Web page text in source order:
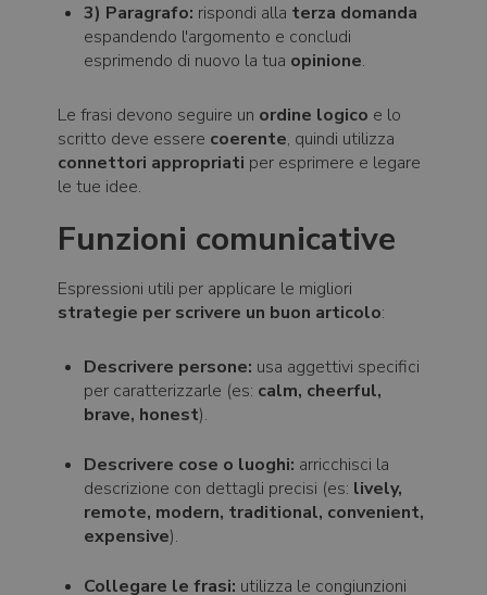
3) Paragrafo: rispondi alla terza domanda
espandendo l'argomento e concludi
esprimendo di nuovo la tua opinione.
Le frasi devono seguire un ordine logico e lo
scritto deve essere coerente, quindi utilizza
connettori appropriati per esprimere e legare
le tue idee.
Funzioni comunicative
Espressioni utili per applicare le migliori
strategie per scrivere un buon articolo:
Descrivere persone: usa aggettivi specifici
per caratterizzarle (es: calm, cheerful,
brave, honest).
Descrivere cose o luoghi: arricchisci la
descrizione con dettagli precisi (es: lively,
remote, modern, traditional, convenient,
expensive).
Collegare le frasi: utilizza le congiunzioni